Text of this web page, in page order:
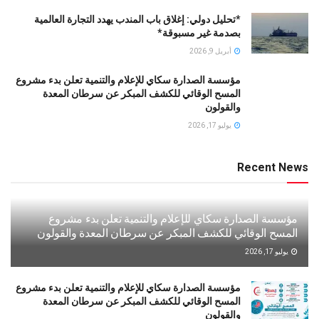
*تحليل دولي: إغلاق باب المندب يهدد التجارة العالمية
بصدمة غير مسبوقة*
أبريل 9, 2026
مؤسسة الصدارة سكاي للإعلام والتنمية تعلن بدء مشروع
المسح الوقائي للكشف المبكر عن سرطان المعدة
والقولون
يوليو 17, 2026
Recent News
مؤسسة الصدارة سكاي للإعلام والتنمية تعلن بدء مشروع
المسح الوقائي للكشف المبكر عن سرطان المعدة والقولون
يوليو 17, 2026
مؤسسة الصدارة سكاي للإعلام والتنمية تعلن بدء مشروع
المسح الوقائي للكشف المبكر عن سرطان المعدة
والقولون